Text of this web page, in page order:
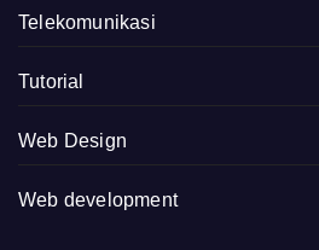
Telekomunikasi
Tutorial
Web Design
Web development